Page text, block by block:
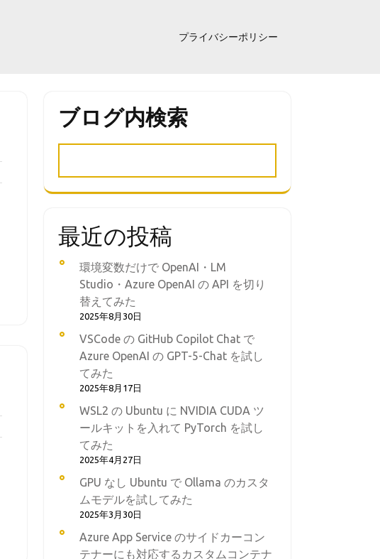
プライバシーポリシー
ブログ内検索
最近の投稿
環境変数だけで OpenAI・LM
Studio・Azure OpenAI の API を切り
替えてみた
2025年8月30日
VSCode の GitHub Copilot Chat で
Azure OpenAI の GPT-5-Chat を試し
てみた
2025年8月17日
WSL2 の Ubuntu に NVIDIA CUDA ツ
ールキットを入れて PyTorch を試し
てみた
2025年4月27日
GPU なし Ubuntu で Ollama のカスタ
ムモデルを試してみた
2025年3月30日
Azure App Service のサイドカーコン
テナーにも対応するカスタムコンテナ